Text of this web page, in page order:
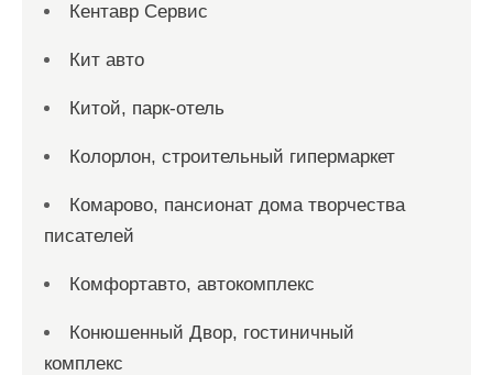
Кентавр Сервис
Кит авто
Китой, парк-отель
Колорлон, строительный гипермаркет
Комарово, пансионат дома творчества
писателей
Комфортавто, автокомплекс
Конюшенный Двор, гостиничный
комплекс